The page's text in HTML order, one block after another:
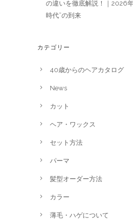
の違いを徹底解説！｜2026
時代”の到来
カテゴリー
40歳からのヘアカタログ
News
カット
ヘア・ワックス
セット方法
パーマ
髪型オーダー方法
カラー
薄毛・ハゲについて